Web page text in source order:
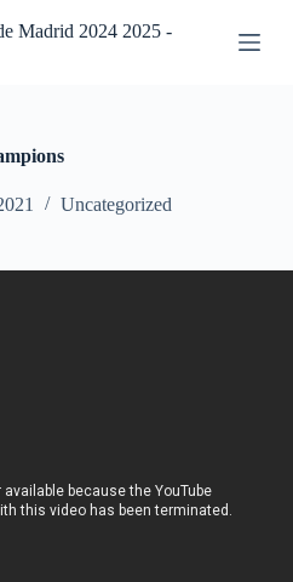
Madrid 2024 2025 -
Uncategorized